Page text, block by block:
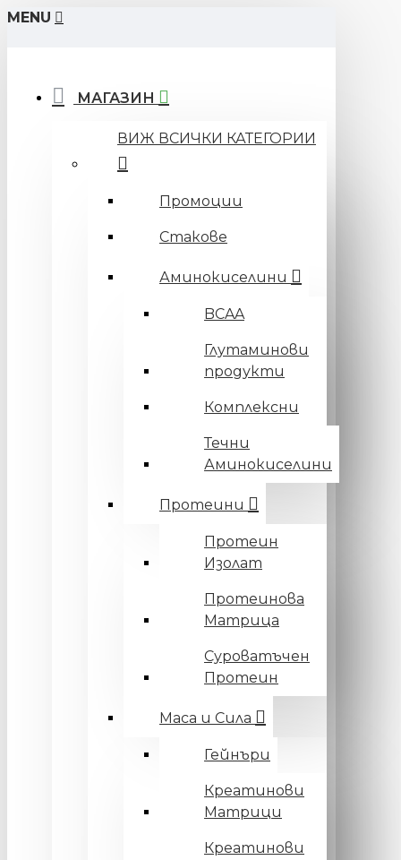
MENU
МАГАЗИН
ВИЖ ВСИЧКИ КАТЕГОРИИ
Промоции
Стакове
Аминокиселини
BCAA
Глутаминови
продукти
Комплексни
Течни
Аминокиселини
Протеини
Протеин
Изолат
Протеинова
Матрица
Суроватъчен
Протеин
Маса и Сила
Гейнъри
Креатинови
Матрици
Креатинови